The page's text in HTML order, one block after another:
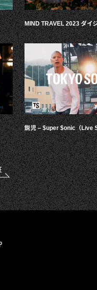
MIND TRAVEL 2023 ダイ
鋭児 – $uper $onic（Live